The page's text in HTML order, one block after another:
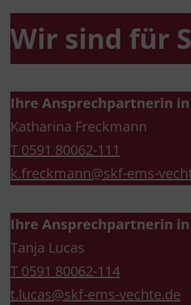
Wir sind für
Ihre Ansprechpartnerin in
Katharina Freckmann
T 0591 80062-111
k.freckmann@skf-ems-
Ihre Ansprechpartnerin in
Tanja Lucas
T 0591 80062-114
t.lucas@skf-ems-vechte.de